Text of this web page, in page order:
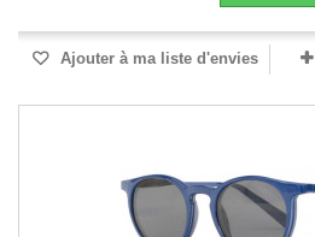
Ajouter à ma liste d'envies